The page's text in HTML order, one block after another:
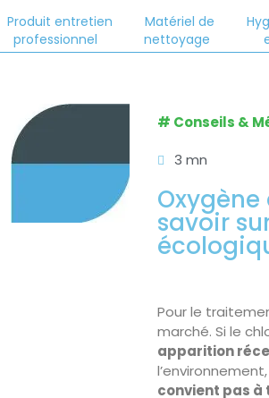
Produit entretien
professionnel
Matériel de
nettoyage
# Conseils &
3 mn
savoir
Pour le
marché. Si le
apparition
l’environnement,
convient pas